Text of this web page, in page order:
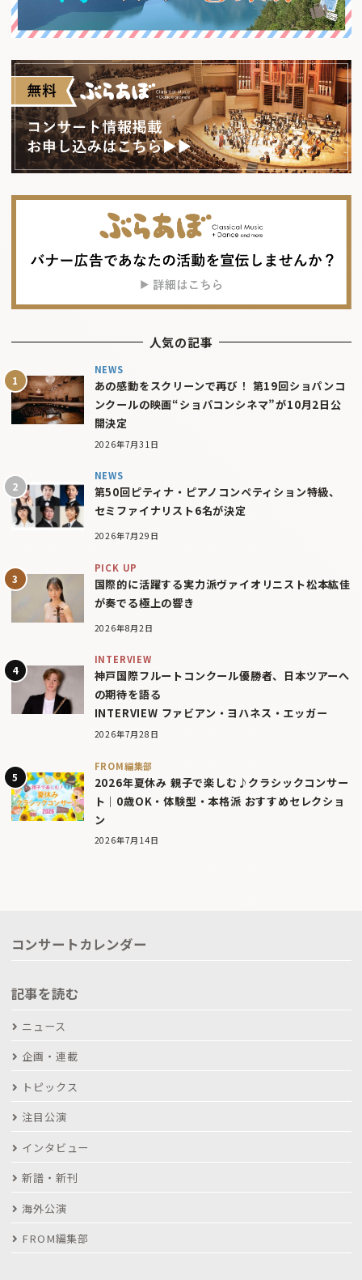
人気の記事
NEWS
あの感動をスクリーンで再び！ 第19回ショパンコ
ンクールの映画“ショパコンシネマ”が10月2日公
開決定
2026年7月31日
NEWS
第50回ピティナ・ピアノコンペティション特級、
セミファイナリスト6名が決定
2026年7月29日
PICK UP
国際的に活躍する実力派ヴァイオリニスト松本紘佳
が奏でる極上の響き
2026年8月2日
INTERVIEW
神戸国際フルートコンクール優勝者、日本ツアーへ
の期待を語る
INTERVIEW ファビアン・ヨハネス・エッガー
2026年7月28日
FROM編集部
2026年夏休み 親子で楽しむ♪クラシックコンサー
ト｜0歳OK・体験型・本格派 おすすめセレクショ
ン
2026年7月14日
コンサートカレンダー
記事を読む
ニュース
企画・連載
トピックス
注目公演
インタビュー
新譜・新刊
海外公演
FROM編集部